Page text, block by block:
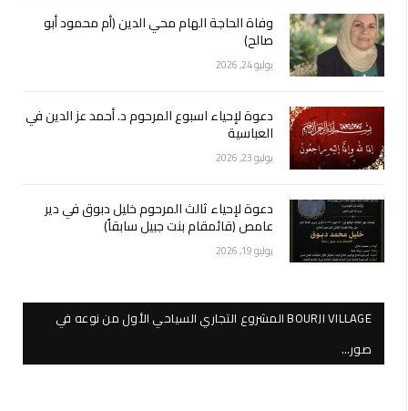
وفاة الحاجة الهام محي الدين (أم محمود أبو
صالح)
يوليو 24, 2026
دعوة لإحياء اسبوع المرحوم د. أحمد عز الدين في
العباسية
يوليو 23, 2026
دعوة لإحياء ثالث المرحوم خليل دبوق في دير
عامص (قائمقام بنت جبيل سابقاً)
يوليو 19, 2026
BOURJI VILLAGE المشروع التجاري السياحي الأول من نوعه في
صور…